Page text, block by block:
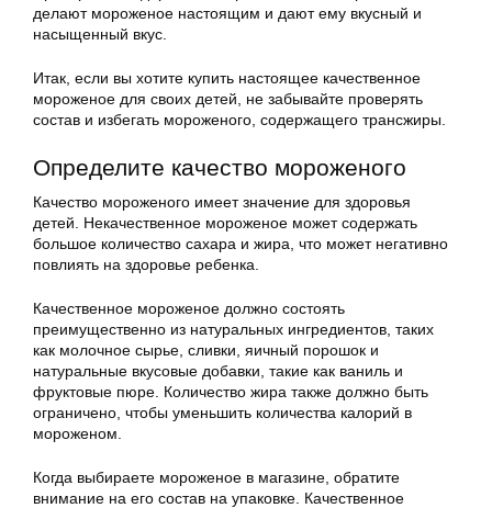
делают мороженое настоящим и дают ему вкусный и
насыщенный вкус.
Итак, если вы хотите купить настоящее качественное
мороженое для своих детей, не забывайте проверять
состав и избегать мороженого, содержащего трансжиры.
Определите качество мороженого
Качество мороженого имеет значение для здоровья
детей. Некачественное мороженое может содержать
большое количество сахара и жира, что может негативно
повлиять на здоровье ребенка.
Качественное мороженое должно состоять
преимущественно из натуральных ингредиентов, таких
как молочное сырье, сливки, яичный порошок и
натуральные вкусовые добавки, такие как ваниль и
фруктовые пюре. Количество жира также должно быть
ограничено, чтобы уменьшить количества калорий в
мороженом.
Когда выбираете мороженое в магазине, обратите
внимание на его состав на упаковке. Качественное